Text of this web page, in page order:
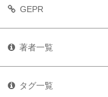
GEPR
著者一覧
タグ一覧